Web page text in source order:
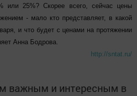
или 25%? Скорее всего, сейчас цены
- мало кто представляет, в какой
и что будет с ценами на протяжении
Анна Бодрова.
http://sntat.ru/
важным и интересным в